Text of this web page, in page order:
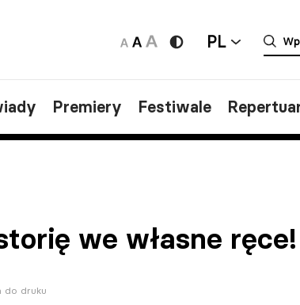
PL
Premiery Festiwale
we własne ręce!
do druku